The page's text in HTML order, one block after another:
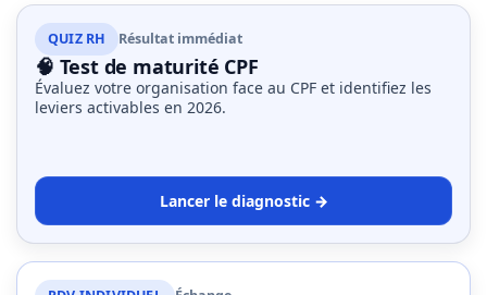
QUIZ RH Résultat immédiat
🧠 Test de maturité CPF
Évaluez votre organisation face au CPF et identifiez les
leviers activables en 2026.
Lancer le diagnostic →